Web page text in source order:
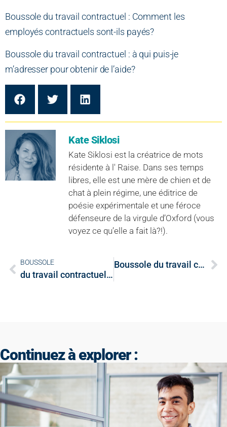
Boussole du travail contractuel : Comment les
employés contractuels sont-ils payés?
Boussole du travail contractuel : à qui puis-je
m’adresser pour obtenir de l’aide?
Kate Siklosi
Kate Siklosi est la créatrice de mots
résidente à l' Raise. Dans ses temps
libres, elle est une mère de chien et de
chat à plein régime, une éditrice de
poésie expérimentale et une féroce
défenseure de la virgule d’Oxford (vous
voyez ce qu’elle a fait là?!).
BOUSSOLE
du travail contractuel précédent : Postes contractuels vs emplois d’embauche directe
Boussole du travail contractuel suivant : Comment les employés contractuels sont-ils payés?
Continuez à explorer :